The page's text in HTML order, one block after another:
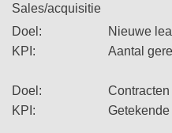
Sales/acquisitie
Doel: Nieuwe leads
KPI: Aantal
Doel: Contracten
KPI: Getekende